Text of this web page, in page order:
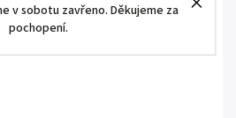
v sobotu zavřeno. Děkujeme za
pochopení.